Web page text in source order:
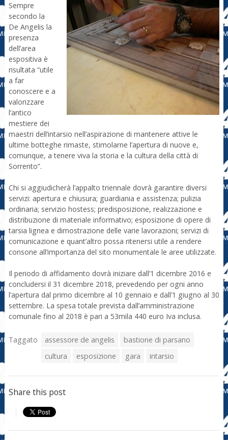
Sempre
secondo la
De Angelis la
presenza
dell’area
espositiva è
risultata “utile
a far
conoscere e a
valorizzare
l’antico
mestiere dei
maestri dell’intarsio nell’aspirazione di mantenere attive le
ultime botteghe rimaste, stimolarne l’apertura di nuove e,
comunque, a tenere viva la storia e la cultura della città di
Sorrento”.
Chi si aggiudicherà l’appalto triennale dovrà garantire diversi
servizi: apertura e chiusura; guardiania e assistenza; pulizia
ordinaria; servizio hostess; predisposizione, realizzazione e
distribuzione di materiale informativo; esposizione di opere di
tarsia lignea e dimostrazione delle varie lavorazioni; servizi di
comunicazione e quant’altro possa ritenersi utile a rendere
consone all’importanza del sito monumentale le aree utilizzate.
Il periodo di affidamento dovrà iniziare dall’1 dicembre 2016 e
concludersi il 31 dicembre 2018, prevedendo per ogni anno
l’apertura dal primo dicembre al 10 gennaio e dall’1 giugno al 30
settembre. La spesa totale prevista dall’amministrazione
comunale fino al 2018 è pari a 53mila 440 euro Iva inclusa.
Taggato assessore de angelis
bastione di parsano
cultura
esposizione gara intarsio
Share this post